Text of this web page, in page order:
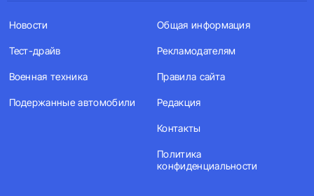
Новости
Тест-драйв
Военная техника
Подержанные автомобили
Общая информация
Рекламодателям
Правила сайта
Редакция
Контакты
Политика
конфиденциальности